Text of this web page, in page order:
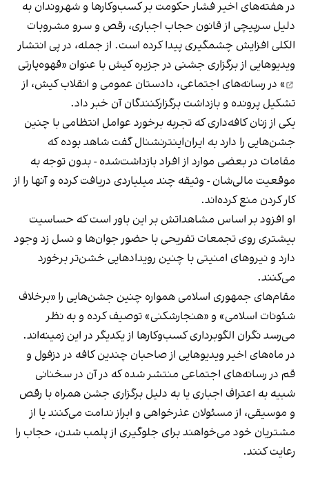
در هفته‌های اخیر فشار حکومت بر کسب‌وکارها و شهروندان به
دلیل سرپیچی از قانون حجاب اجباری، رقص و سرو مشروبات
الکلی افزایش چشمگیری پیدا کرده است. از جمله، در پی انتشار
ویدیوهایی از برگزاری جشنی در جزیره کیش با عنوان «قهوه‌پارتی
» در رسانه‌های اجتماعی، دادستان عمومی و انقلاب کیش، از
تشکیل پرونده و بازداشت برگزارکنندگان آن خبر داد.
یکی از زنان کافه‌داری که تجربه برخورد عوامل انتظامی با چنین
جشن‌هایی را دارد به ایران‌اینترنشنال گفت شاهد بوده که
مقامات در بعضی موارد از افراد بازداشت‌‌شده - بدون توجه به
موقعیت مالی‌شان - وثیقه چند میلیاردی دریافت کرده و آنها را از
کار کردن منع کرده‌اند.
او افزود بر اساس مشاهداتش بر این باور است که حساسیت
بیشتری روی تجمعات تفریحی با حضور جوان‌ها و نسل زد وجود
دارد و نیروهای امنیتی با چنین رویدادهایی خشن‌تر برخورد
می‌کنند.
مقام‌های جمهوری اسلامی همواره چنین جشن‌هایی را «برخلاف
شئونات اسلامی» و «هنجارشکنی» توصیف کرده و به نظر
می‌رسد نگران الگوبرداری کسب‌وکارها از یکدیگر در این زمینه‌اند.
در ماه‌های اخیر ویدیوهایی از صاحبان چندین کافه در دزفول و
قم در رسانه‌های اجتماعی منتشر شده که در آن در سخنانی
شبیه به اعتراف اجباری یا به دلیل برگزاری جشن همراه با رقص
و موسیقی، از مسئولان عذرخواهی و ابراز ندامت می‌کنند یا از
مشتریان خود می‌خواهند برای جلوگیری از پلمب شدن، حجاب را
رعایت کنند.